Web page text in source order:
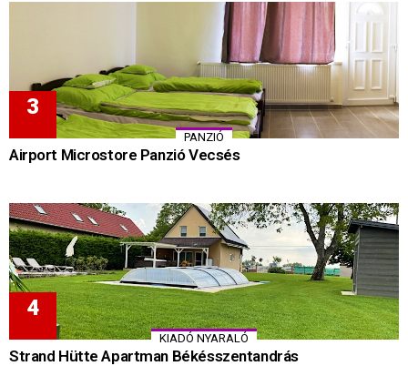
PANZIÓ
Airport Microstore Panzió Vecsés
KIADÓ NYARALÓ
Strand Hütte Apartman Békésszentandrás